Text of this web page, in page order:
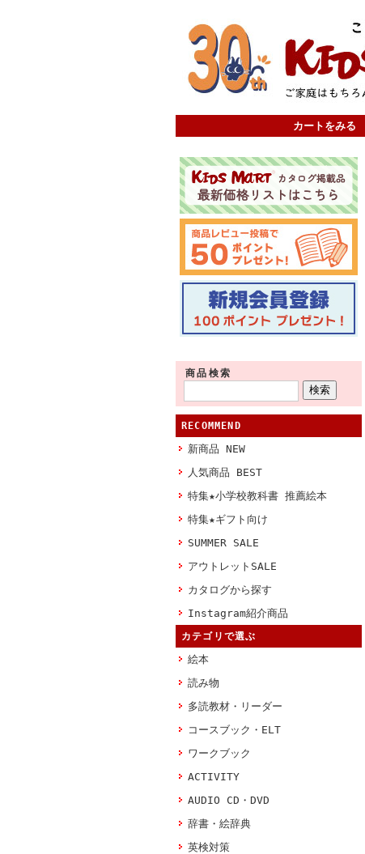
カートをみる
商品検索
RECOMMEND
新商品 NEW
人気商品 BEST
特集★小学校教科書 推薦絵本
特集★ギフト向け
SUMMER SALE
アウトレットSALE
カタログから探す
Instagram紹介商品
カテゴリで選ぶ
絵本
読み物
多読教材・リーダー
コースブック・ELT
ワークブック
ACTIVITY
AUDIO CD・DVD
辞書・絵辞典
英検対策